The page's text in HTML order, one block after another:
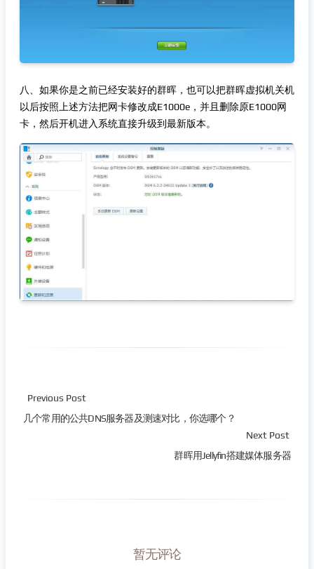
八、如果你是之前已经安装好的群晖，也可以把群晖虚拟机关机
以后按照上述方法把网卡修改成E1000e，并且删除原E1000网
卡，然后开机进入系统直接升级到最新版本。
Previous Post
几个常用的公共DNS服务器及测速对比，你选哪个？
Next Post
群晖用Jellyfin搭建媒体服务器
暂无评论